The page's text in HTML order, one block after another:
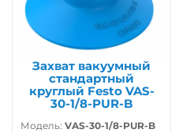
Захват вакуумный
стандартный
круглый Festo VAS-
30-1/8-PUR-B
Модель: VAS-30-1/8-PUR-B